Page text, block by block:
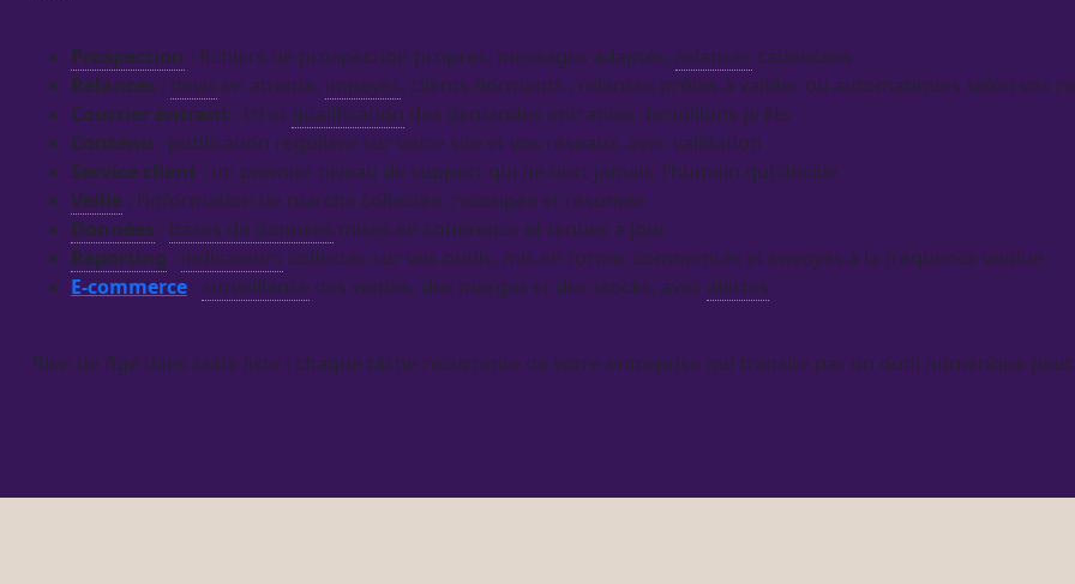
Prospection : fichiers de prospection propres, messages adaptés, relances cadencées
Relances : devis en attente, impayés, clients dormants : relances prêtes à valider ou automatiques selon vos
Courrier entrant : tri et qualification des demandes entrantes, brouillons prêts
Contenu : publication régulière sur votre site et vos réseaux, avec validation
Service client : un premier niveau de support qui ne dort jamais, l’humain qui décide
Veille : l’information de marché collectée, recoupée et résumée
Données : bases de données mises en cohérence et tenues à jour
Reporting : indicateurs collectés sur vos outils, mis en forme, commentés et envoyés à la fréquence voulue
E-commerce : surveillance des ventes, des marges et des stocks, avec alertes
Rien de figé dans cette liste : chaque tâche récurrente de votre entreprise qui transite par un outil numérique